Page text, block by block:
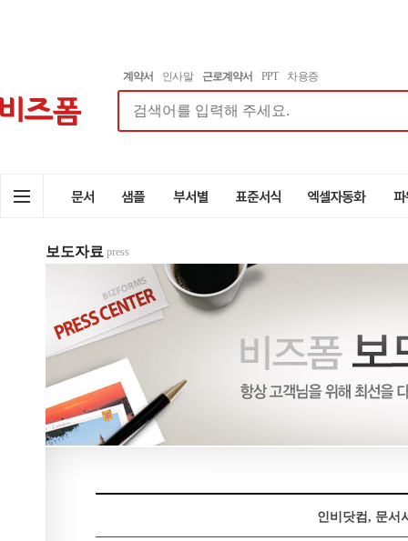
계약서 인사말 근로계약서 PPT 차용증
보도자료 press
인비닷컴, 문서